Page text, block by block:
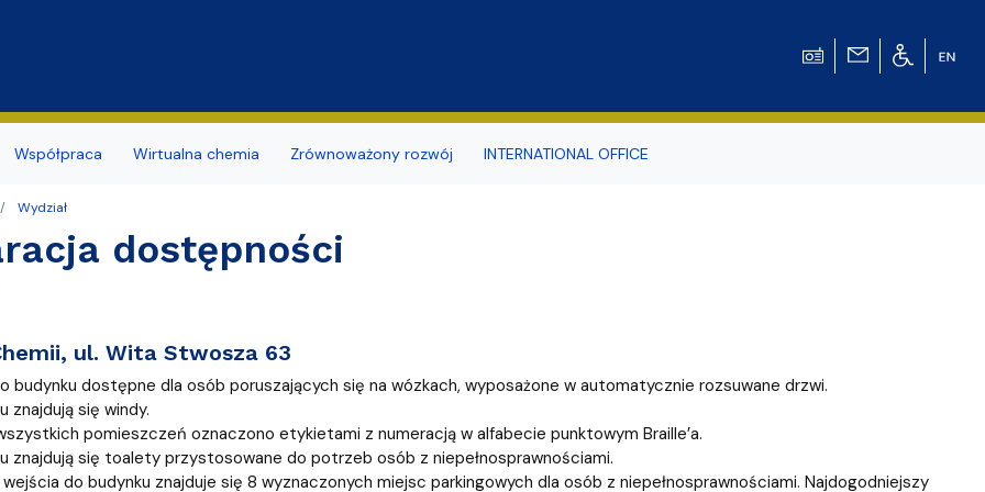
zatrudnienia
budynku
sieci i www
i Obsługi Technicznej
Fizyko-Chemicznych
Promowane/Slajdery
naukowe
Współpraca Wirtualna chemia
i Radiochemii Środowiska
Ogólnej i Nieorganicznej
Teoretycznej
Środowiska
i Popularyzacji Nauki
Naukowe Koło Chemików
Zrównoważony rozwój INTERNATIONAL OFFICE
Wydział
dostępności
ul. Wita Stwosza 63
budynku dostępne dla osób poruszających się na wózkach, wyposażone w automatycznie rozsuwane drzwi.
znajdują się windy.
pomieszczeń oznaczono etykietami z numeracją w alfabecie punktowym Braille’a.
znajdują się toalety przystosowane do potrzeb osób z niepełnosprawnościami.
do budynku znajduje się 8 wyznaczonych miejsc parkingowych dla osób z niepełnosprawnościami. Najdogodniejszy